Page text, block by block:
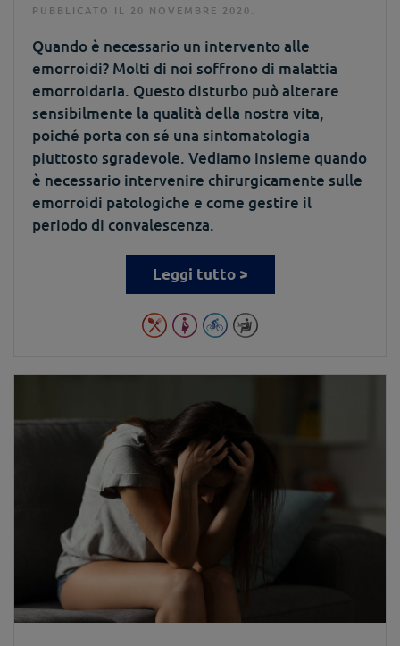
PUBBLICATO IL 20 NOVEMBRE 2020.
Quando è necessario un intervento alle
emorroidi? Molti di noi soffrono di malattia
emorroidaria. Questo disturbo può alterare
sensibilmente la qualità della nostra vita,
poiché porta con sé una sintomatologia
piuttosto sgradevole. Vediamo insieme quando
è necessario intervenire chirurgicamente sulle
emorroidi patologiche e come gestire il
periodo di convalescenza.
Leggi tutto >